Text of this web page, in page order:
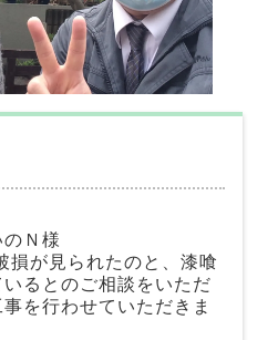
Ｎ様
が見られたのと、漆喰
るとのご相談をいただ
を行わせていただきま